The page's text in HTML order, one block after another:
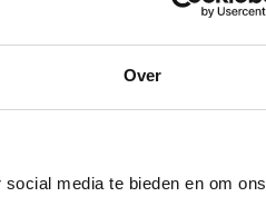
Over
media te bieden en om ons